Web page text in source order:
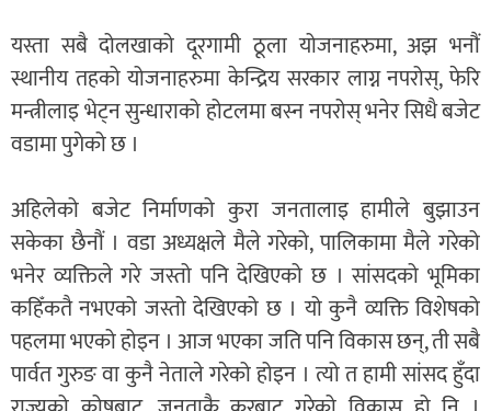
यस्ता सबै दोलखाको दूरगामी ठूला योजनाहरुमा, अझ भनौं
स्थानीय तहको योजनाहरुमा केन्द्रिय सरकार लाग्न नपरोस्, फेरि
मन्त्रीलाइ भेट्न सुन्धाराको होटलमा बस्न नपरोस् भनेर सिधै बजेट
वडामा पुगेको छ ।
अहिलेको बजेट निर्माणको कुरा जनतालाइ हामीले बुझाउन
सकेका छैनौं । वडा अध्यक्षले मैले गरेको, पालिकामा मैले गरेको
भनेर व्यक्तिले गरे जस्तो पनि देखिएको छ । सांसदको भूमिका
कहिँकतै नभएको जस्तो देखिएको छ । यो कुनै व्यक्ति विशेषको
पहलमा भएको होइन । आज भएका जति पनि विकास छन्, ती सबै
पार्वत गुरुङ वा कुनै नेताले गरेको होइन । त्यो त हामी सांसद हुँदा